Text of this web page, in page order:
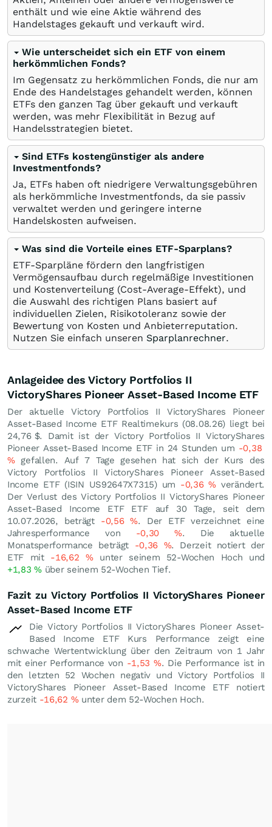
enthält und wie eine Aktie während des
Handelstages gekauft und verkauft wird.
Wie unterscheidet sich ein ETF von einem
herkömmlichen Fonds?
Im Gegensatz zu herkömmlichen Fonds, die nur am
Ende des Handelstages gehandelt werden, können
ETFs den ganzen Tag über gekauft und verkauft
werden, was mehr Flexibilität in Bezug auf
Handelsstrategien bietet.
Sind ETFs kostengünstiger als andere
Investmentfonds?
Ja, ETFs haben oft niedrigere Verwaltungsgebühren
als herkömmliche Investmentfonds, da sie passiv
verwaltet werden und geringere interne
Handelskosten aufweisen.
Was sind die Vorteile eines ETF-Sparplans?
ETF-Sparpläne fördern den langfristigen
Vermögensaufbau durch regelmäßige Investitionen
und Kostenverteilung (Cost-Average-Effekt), und
die Auswahl des richtigen Plans basiert auf
individuellen Zielen, Risikotoleranz sowie der
Bewertung von Kosten und Anbieterreputation.
Nutzen Sie einfach unseren Sparplanrechner.
Anlageidee des Victory Portfolios II
VictoryShares Pioneer Asset-Based Income ETF
Der aktuelle Victory Portfolios II VictoryShares Pioneer
Asset-Based Income ETF Realtimekurs (08.08.26) liegt bei
24,76 $. Damit ist der Victory Portfolios II VictoryShares
Pioneer Asset-Based Income ETF in 24 Stunden um -0,38
%gefallen. Auf 7 Tage gesehen hat sich der Kurs des
Victory Portfolios II VictoryShares Pioneer Asset-Based
Income ETF (ISIN US92647X7315) um -0,36% verändert.
Der Verlust des Victory Portfolios II VictoryShares Pioneer
Asset-Based Income ETF ETF auf 30 Tage, seit dem
10.07.2026, beträgt -0,56%. Der ETF verzeichnet eine
Jahresperformance von -0,30%. Die aktuelle
Monatsperformance beträgt -0,36 %. Derzeit notiert der
ETF mit -16,62 %unter seinem 52-Wochen Hoch und
+1,83%über seinem 52-Wochen Tief.
Fazit zu Victory Portfolios II VictoryShares Pioneer
Asset-Based Income ETF
Die Victory Portfolios II VictoryShares Pioneer Asset-
Based Income ETF Kurs Performance zeigt eine
schwache Wertentwicklung über den Zeitraum von 1 Jahr
mit einer Performance von -1,53%. Die Performance ist in
den letzten 52 Wochen negativ und Victory Portfolios II
VictoryShares Pioneer Asset-Based Income ETF notiert
zurzeit -16,62 %unter dem 52-Wochen Hoch.